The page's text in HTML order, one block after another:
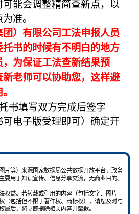
能会调整精简查新点，以
准。
）有限公司工法申报人员
书的时候有不明白的地方
为保证工法查新结果预
老师可以协助您，这样避
书填写双方完成后签字
可电子版受理即可）确定开
片等）来源国家数据局公共数据开放平台，政务
要用于知识宣传、信息分享交流，无商业目的。
权益。若转载或引用的内容（包括文字、图片
（包括但不限于著作权、商标权），请您及时与
后，将立即删除相关内容并挚歉。